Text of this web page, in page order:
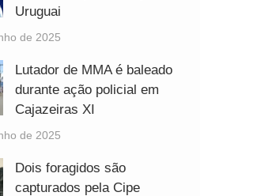
Uruguai
de 2025
Lutador de MMA é baleado
durante ação policial em
Cajazeiras XI
de 2025
Dois foragidos são
capturados pela Cipe